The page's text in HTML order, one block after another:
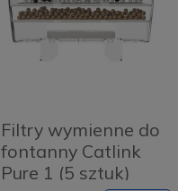
Filtry wymienne do
fontanny Catlink
Pure 1 (5 sztuk)